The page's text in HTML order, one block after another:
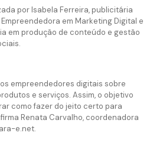
por Isabela Ferreira, publicitária
em Marketing Digital e
em produção de conteúdo e gestão
empreendedores digitais sobre
e serviços. Assim, o objetivo
como fazer do jeito certo para
Renata Carvalho, coordenadora
e.net.